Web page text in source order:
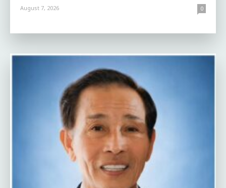
August 7, 2026 0